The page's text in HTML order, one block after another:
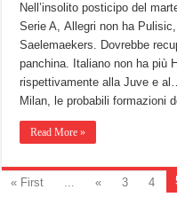
Nell’insolito posticipo del
Serie A, Allegri non ha
Saelemaekers. Dovrebbe
panchina. Italiano non ha più
rispettivamente alla Juve e
Milan, le probabili formazioni
Read More »
« First ... « 3 4